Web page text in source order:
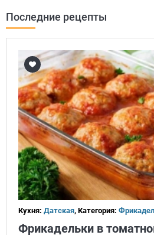
Последние рецепты
Кухня: Датская, Категория:
Фрикадельки в